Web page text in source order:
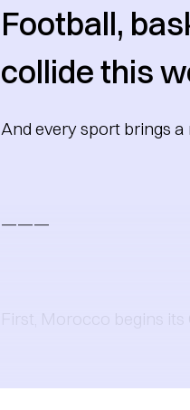
Football,
collide this
And every sport brings
———
First, Morocco begins its